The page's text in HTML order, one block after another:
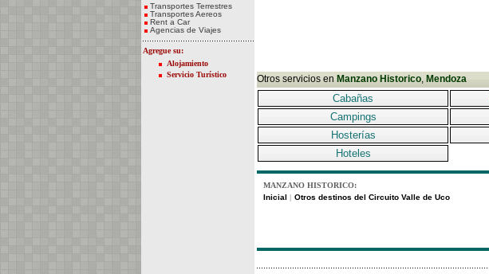
Transportes Terrestres
Transportes Aereos
Rent a Car
Agencias de Viajes
Agregue su:
Alojamiento
Servicio Turístico
Otros servicios en Manzano Historico, Mendoza
Cabañas
Campings
Hosterías
Hoteles
MANZANO HISTORICO:
Inicial
Otros destinos del Circuito Valle de Uco